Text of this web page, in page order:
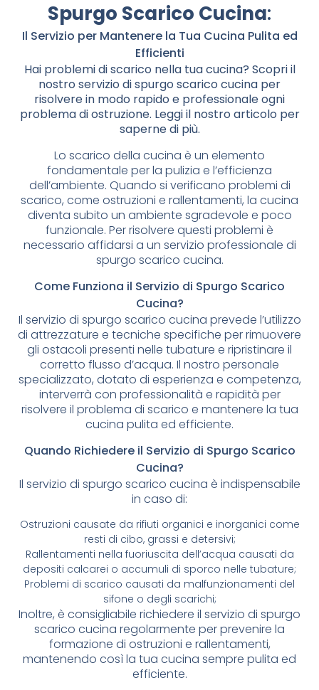
Spurgo Scarico Cucina:
Il Servizio per Mantenere la Tua Cucina Pulita ed
Efficienti
Hai problemi di scarico nella tua cucina? Scopri il
nostro servizio di spurgo scarico cucina per
risolvere in modo rapido e professionale ogni
problema di ostruzione. Leggi il nostro articolo per
saperne di più.
Lo scarico della cucina è un elemento
fondamentale per la pulizia e l’efficienza
dell’ambiente. Quando si verificano problemi di
scarico, come ostruzioni e rallentamenti, la cucina
diventa subito un ambiente sgradevole e poco
funzionale. Per risolvere questi problemi è
necessario affidarsi a un servizio professionale di
spurgo scarico cucina.
Come Funziona il Servizio di Spurgo Scarico
Cucina?
Il servizio di spurgo scarico cucina prevede l’utilizzo
di attrezzature e tecniche specifiche per rimuovere
gli ostacoli presenti nelle tubature e ripristinare il
corretto flusso d’acqua. Il nostro personale
specializzato, dotato di esperienza e competenza,
interverrà con professionalità e rapidità per
risolvere il problema di scarico e mantenere la tua
cucina pulita ed efficiente.
Quando Richiedere il Servizio di Spurgo Scarico
Cucina?
Il servizio di spurgo scarico cucina è indispensabile
in caso di:
Ostruzioni causate da rifiuti organici e inorganici come
resti di cibo, grassi e detersivi;
Rallentamenti nella fuoriuscita dell’acqua causati da
depositi calcarei o accumuli di sporco nelle tubature;
Problemi di scarico causati da malfunzionamenti del
sifone o degli scarichi;
Inoltre, è consigliabile richiedere il servizio di spurgo
scarico cucina regolarmente per prevenire la
formazione di ostruzioni e rallentamenti,
mantenendo così la tua cucina sempre pulita ed
efficiente.